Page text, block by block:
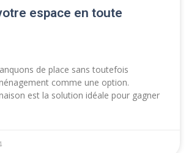
espace en toute
de place sans toutefois
comme une option.
est la solution idéale pour gagner